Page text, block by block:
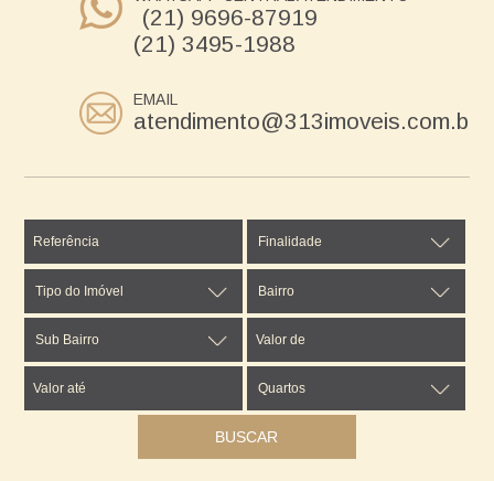
(21) 9696-87919
(21) 3495-1988
EMAIL
atendimento@313imoveis.com.br